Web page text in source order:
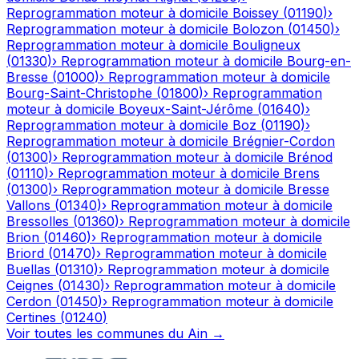
Reprogrammation moteur à domicile Boissey (01190)›
Reprogrammation moteur à domicile Bolozon (01450)›
Reprogrammation moteur à domicile Bouligneux
(01330)› Reprogrammation moteur à domicile Bourg-en-
Bresse (01000)› Reprogrammation moteur à domicile
Bourg-Saint-Christophe (01800)› Reprogrammation
moteur à domicile Boyeux-Saint-Jérôme (01640)›
Reprogrammation moteur à domicile Boz (01190)›
Reprogrammation moteur à domicile Brégnier-Cordon
(01300)› Reprogrammation moteur à domicile Brénod
(01110)› Reprogrammation moteur à domicile Brens
(01300)› Reprogrammation moteur à domicile Bresse
Vallons (01340)› Reprogrammation moteur à domicile
Bressolles (01360)› Reprogrammation moteur à domicile
Brion (01460)› Reprogrammation moteur à domicile
Briord (01470)› Reprogrammation moteur à domicile
Buellas (01310)› Reprogrammation moteur à domicile
Ceignes (01430)› Reprogrammation moteur à domicile
Cerdon (01450)› Reprogrammation moteur à domicile
Certines (01240)
Voir toutes les communes du Ain →